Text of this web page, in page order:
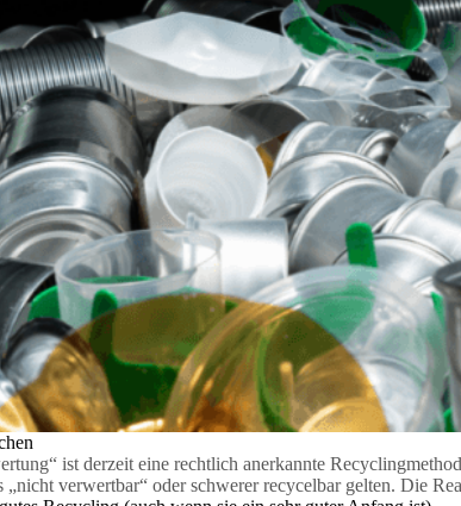
ist derzeit eine rechtlich anerkannte
verwertbar“ oder schwerer recycelbar gelten. Die